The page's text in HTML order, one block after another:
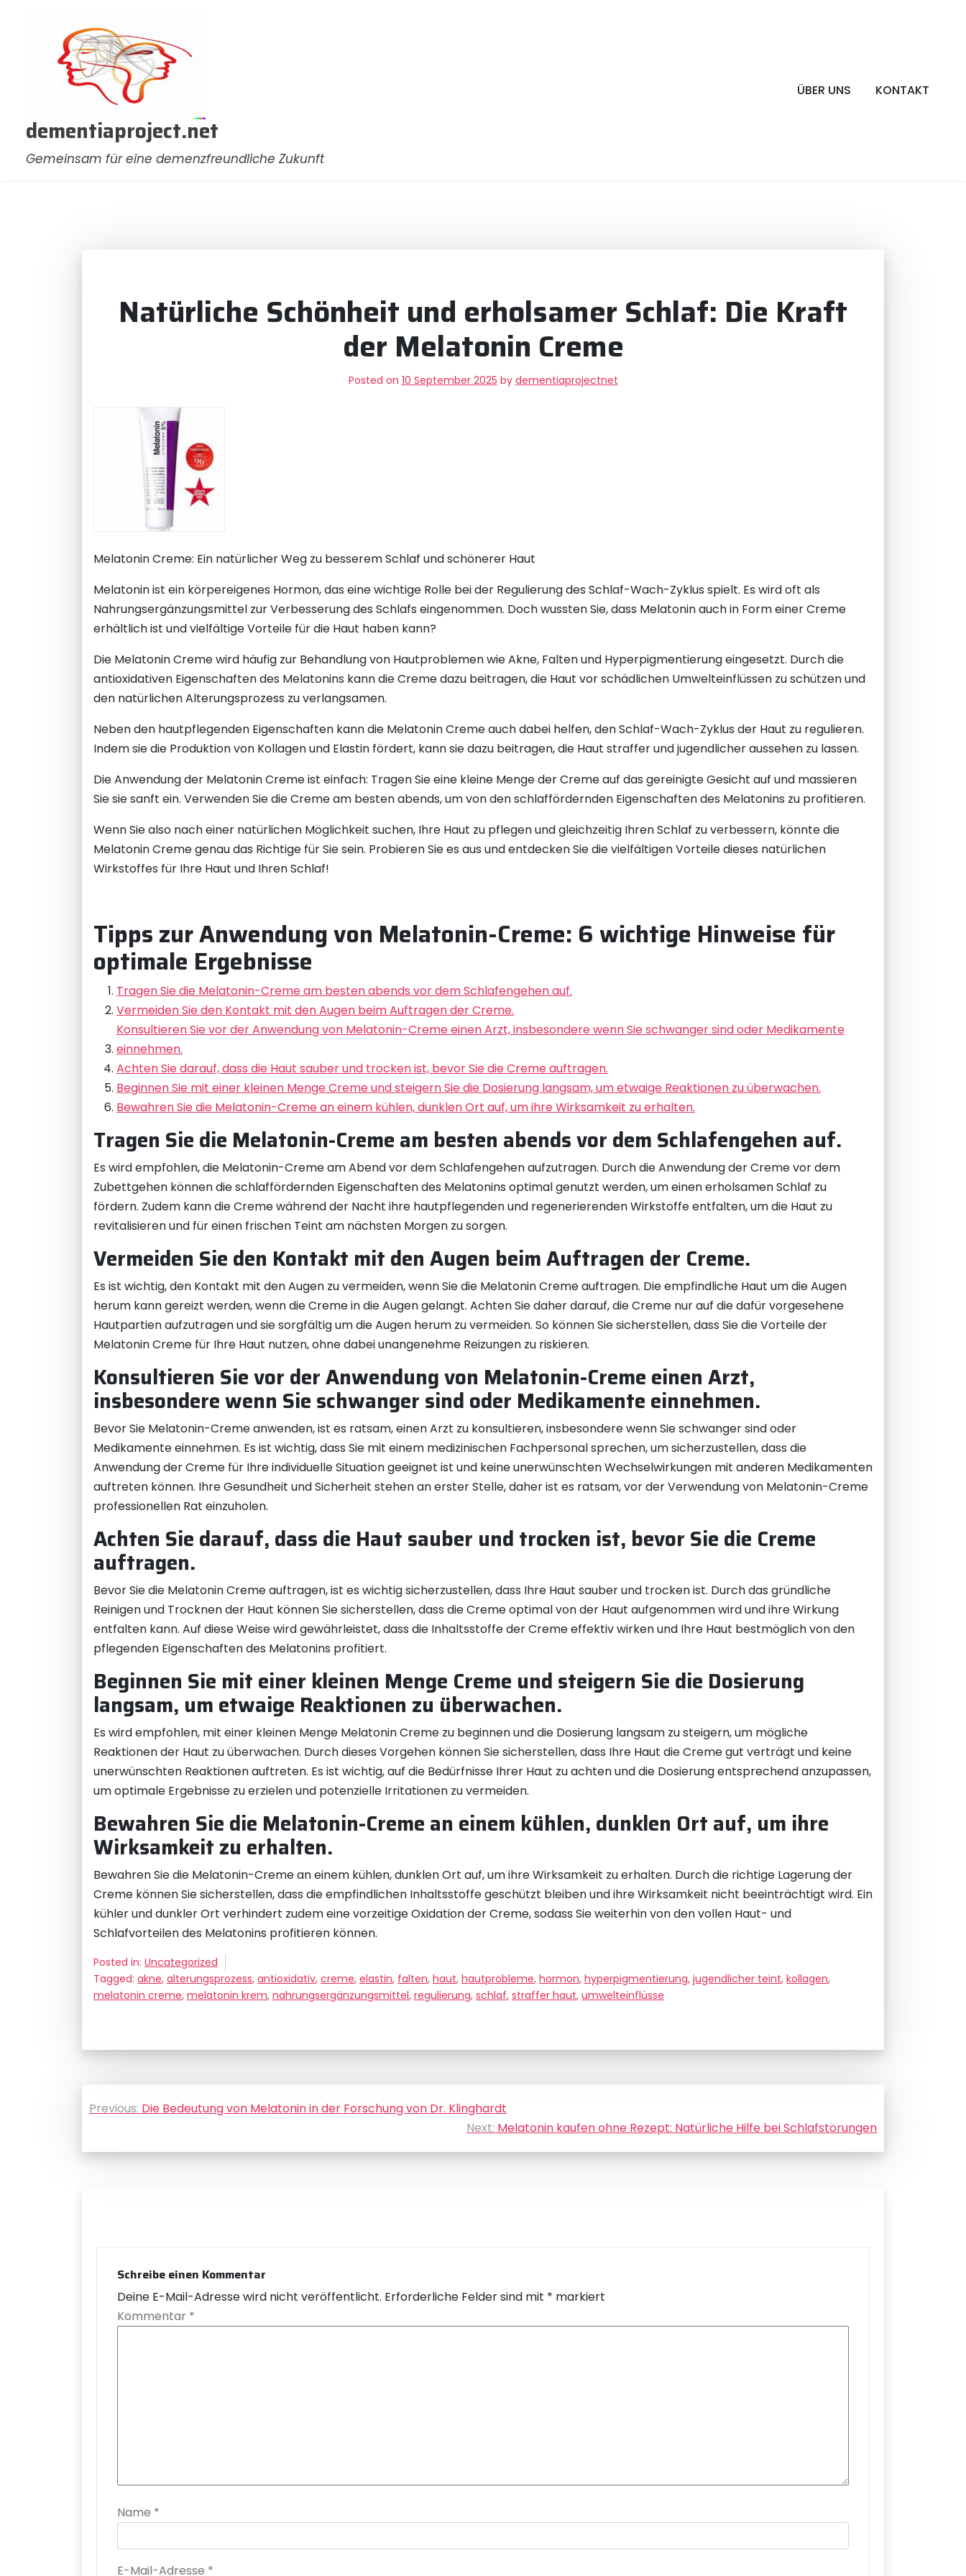
dementiaproject.net
Gemeinsam für eine demenzfreundliche Zukunft
ÜBER UNS KONTAKT
Natürliche Schönheit und erholsamer Schlaf: Die Kraft
der Melatonin Creme
Posted on 10 September 2025 by dementiaprojectnet
Melatonin Creme: Ein natürlicher Weg zu besserem Schlaf und schönerer Haut
Melatonin ist ein körpereigenes Hormon, das eine wichtige Rolle bei der Regulierung des Schlaf-Wach-Zyklus spielt. Es wird oft als
Nahrungsergänzungsmittel zur Verbesserung des Schlafs eingenommen. Doch wussten Sie, dass Melatonin auch in Form einer Creme
erhältlich ist und vielfältige Vorteile für die Haut haben kann?
Die Melatonin Creme wird häufig zur Behandlung von Hautproblemen wie Akne, Falten und Hyperpigmentierung eingesetzt. Durch die
antioxidativen Eigenschaften des Melatonins kann die Creme dazu beitragen, die Haut vor schädlichen Umwelteinflüssen zu schützen und
den natürlichen Alterungsprozess zu verlangsamen.
Neben den hautpflegenden Eigenschaften kann die Melatonin Creme auch dabei helfen, den Schlaf-Wach-Zyklus der Haut zu regulieren.
Indem sie die Produktion von Kollagen und Elastin fördert, kann sie dazu beitragen, die Haut straffer und jugendlicher aussehen zu lassen.
Die Anwendung der Melatonin Creme ist einfach: Tragen Sie eine kleine Menge der Creme auf das gereinigte Gesicht auf und massieren
Sie sie sanft ein. Verwenden Sie die Creme am besten abends, um von den schlaffördernden Eigenschaften des Melatonins zu profitieren.
Wenn Sie also nach einer natürlichen Möglichkeit suchen, Ihre Haut zu pflegen und gleichzeitig Ihren Schlaf zu verbessern, könnte die
Melatonin Creme genau das Richtige für Sie sein. Probieren Sie es aus und entdecken Sie die vielfältigen Vorteile dieses natürlichen
Wirkstoffes für Ihre Haut und Ihren Schlaf!
Tipps zur Anwendung von Melatonin-Creme: 6 wichtige Hinweise für
optimale Ergebnisse
Tragen Sie die Melatonin-Creme am besten abends vor dem Schlafengehen auf.
Vermeiden Sie den Kontakt mit den Augen beim Auftragen der Creme.
Konsultieren Sie vor der Anwendung von Melatonin-Creme einen Arzt, insbesondere wenn Sie schwanger sind oder Medikamente
einnehmen.
Achten Sie darauf, dass die Haut sauber und trocken ist, bevor Sie die Creme auftragen.
Beginnen Sie mit einer kleinen Menge Creme und steigern Sie die Dosierung langsam, um etwaige Reaktionen zu überwachen.
Bewahren Sie die Melatonin-Creme an einem kühlen, dunklen Ort auf, um ihre Wirksamkeit zu erhalten.
Tragen Sie die Melatonin-Creme am besten abends vor dem Schlafengehen auf.
Es wird empfohlen, die Melatonin-Creme am Abend vor dem Schlafengehen aufzutragen. Durch die Anwendung der Creme vor dem
Zubettgehen können die schlaffördernden Eigenschaften des Melatonins optimal genutzt werden, um einen erholsamen Schlaf zu
fördern. Zudem kann die Creme während der Nacht ihre hautpflegenden und regenerierenden Wirkstoffe entfalten, um die Haut zu
revitalisieren und für einen frischen Teint am nächsten Morgen zu sorgen.
Vermeiden Sie den Kontakt mit den Augen beim Auftragen der Creme.
Es ist wichtig, den Kontakt mit den Augen zu vermeiden, wenn Sie die Melatonin Creme auftragen. Die empfindliche Haut um die Augen
herum kann gereizt werden, wenn die Creme in die Augen gelangt. Achten Sie daher darauf, die Creme nur auf die dafür vorgesehene
Hautpartien aufzutragen und sie sorgfältig um die Augen herum zu vermeiden. So können Sie sicherstellen, dass Sie die Vorteile der
Melatonin Creme für Ihre Haut nutzen, ohne dabei unangenehme Reizungen zu riskieren.
Konsultieren Sie vor der Anwendung von Melatonin-Creme einen Arzt,
insbesondere wenn Sie schwanger sind oder Medikamente einnehmen.
Bevor Sie Melatonin-Creme anwenden, ist es ratsam, einen Arzt zu konsultieren, insbesondere wenn Sie schwanger sind oder
Medikamente einnehmen. Es ist wichtig, dass Sie mit einem medizinischen Fachpersonal sprechen, um sicherzustellen, dass die
Anwendung der Creme für Ihre individuelle Situation geeignet ist und keine unerwünschten Wechselwirkungen mit anderen Medikamenten
auftreten können. Ihre Gesundheit und Sicherheit stehen an erster Stelle, daher ist es ratsam, vor der Verwendung von Melatonin-Creme
professionellen Rat einzuholen.
Achten Sie darauf, dass die Haut sauber und trocken ist, bevor Sie die Creme
auftragen.
Bevor Sie die Melatonin Creme auftragen, ist es wichtig sicherzustellen, dass Ihre Haut sauber und trocken ist. Durch das gründliche
Reinigen und Trocknen der Haut können Sie sicherstellen, dass die Creme optimal von der Haut aufgenommen wird und ihre Wirkung
entfalten kann. Auf diese Weise wird gewährleistet, dass die Inhaltsstoffe der Creme effektiv wirken und Ihre Haut bestmöglich von den
pflegenden Eigenschaften des Melatonins profitiert.
Beginnen Sie mit einer kleinen Menge Creme und steigern Sie die Dosierung
langsam, um etwaige Reaktionen zu überwachen.
Es wird empfohlen, mit einer kleinen Menge Melatonin Creme zu beginnen und die Dosierung langsam zu steigern, um mögliche
Reaktionen der Haut zu überwachen. Durch dieses Vorgehen können Sie sicherstellen, dass Ihre Haut die Creme gut verträgt und keine
unerwünschten Reaktionen auftreten. Es ist wichtig, auf die Bedürfnisse Ihrer Haut zu achten und die Dosierung entsprechend anzupassen,
um optimale Ergebnisse zu erzielen und potenzielle Irritationen zu vermeiden.
Bewahren Sie die Melatonin-Creme an einem kühlen, dunklen Ort auf, um ihre
Wirksamkeit zu erhalten.
Bewahren Sie die Melatonin-Creme an einem kühlen, dunklen Ort auf, um ihre Wirksamkeit zu erhalten. Durch die richtige Lagerung der
Creme können Sie sicherstellen, dass die empfindlichen Inhaltsstoffe geschützt bleiben und ihre Wirksamkeit nicht beeinträchtigt wird. Ein
kühler und dunkler Ort verhindert zudem eine vorzeitige Oxidation der Creme, sodass Sie weiterhin von den vollen Haut- und
Schlafvorteilen des Melatonins profitieren können.
Posted in: Uncategorized
Tagged: akne, alterungsprozess, antioxidativ, creme, elastin, falten, haut, hautprobleme, hormon, hyperpigmentierung, jugendlicher teint, kollagen,
melatonin creme, melatonin krem, nahrungsergänzungsmittel, regulierung, schlaf, straffer haut, umwelteinflüsse
Beitragsnavigation
Previous: Die Bedeutung von Melatonin in der Forschung von Dr. Klinghardt
Next: Melatonin kaufen ohne Rezept: Natürliche Hilfe bei Schlafstörungen
Schreibe einen Kommentar
Deine E-Mail-Adresse wird nicht veröffentlicht. Erforderliche Felder sind mit * markiert
Kommentar *
Name *
E-Mail-Adresse *